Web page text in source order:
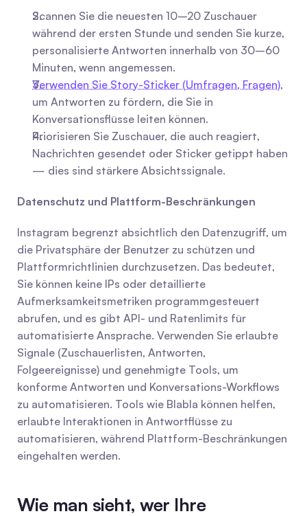
Scannen Sie die neuesten 10–20 Zuschauer
während der ersten Stunde und senden Sie kurze,
personalisierte Antworten innerhalb von 30–60
Minuten, wenn angemessen.
Verwenden Sie Story-Sticker (Umfragen, Fragen),
um Antworten zu fördern, die Sie in
Konversationsflüsse leiten können.
Priorisieren Sie Zuschauer, die auch reagiert,
Nachrichten gesendet oder Sticker getippt haben
— dies sind stärkere Absichtssignale.
Datenschutz und Plattform-Beschränkungen
Instagram begrenzt absichtlich den Datenzugriff, um
die Privatsphäre der Benutzer zu schützen und
Plattformrichtlinien durchzusetzen. Das bedeutet,
Sie können keine IPs oder detaillierte
Aufmerksamkeitsmetriken programmgesteuert
abrufen, und es gibt API- und Ratenlimits für
automatisierte Ansprache. Verwenden Sie erlaubte
Signale (Zuschauerlisten, Antworten,
Folgeereignisse) und genehmigte Tools, um
konforme Antworten und Konversations-Workflows
zu automatisieren. Tools wie Blabla können helfen,
erlaubte Interaktionen in Antwortflüsse zu
automatisieren, während Plattform-Beschränkungen
eingehalten werden.
Wie man sieht, wer Ihre